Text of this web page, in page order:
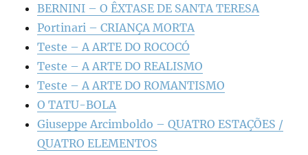
BERNINI – O ÊXTASE DE SANTA TERESA
Portinari – CRIANÇA MORTA
Teste – A ARTE DO ROCOCÓ
Teste – A ARTE DO REALISMO
Teste – A ARTE DO ROMANTISMO
O TATU-BOLA
Giuseppe Arcimboldo – QUATRO ESTAÇÕES /
QUATRO ELEMENTOS